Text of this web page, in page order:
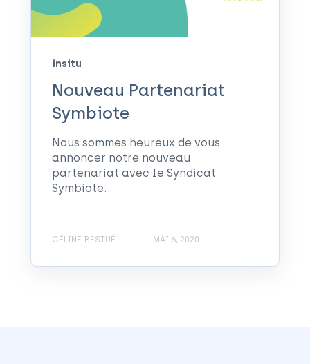
insitu
Nouveau Partenariat
Symbiote
Nous sommes heureux de vous
annoncer notre nouveau
partenariat avec le Syndicat
Symbiote.
CÉLINE BESTUÉ MAI 6, 2020